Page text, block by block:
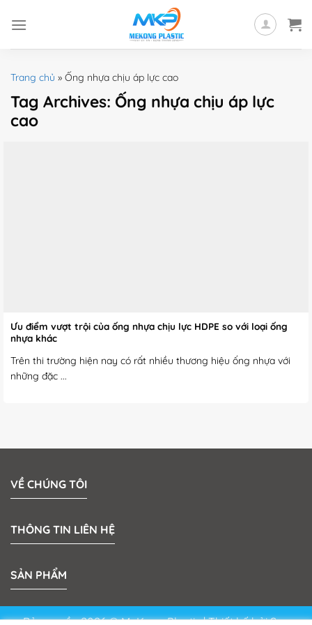
Trang chủ » Ống nhựa chịu áp lực cao
Tag Archives: Ống nhựa chịu áp lực
cao
Ưu điểm vượt trội của ống nhựa chịu lực HDPE so với loại ống
nhựa khác
Trên thi trường hiện nay có rất nhiều thương hiệu ống nhựa với
những đặc ...
VỀ CHÚNG TÔI
THÔNG TIN LIÊN HỆ
SẢN PHẨM
Bản quyền 2026 © MeKong Plastic | Thiết kế bởiSun